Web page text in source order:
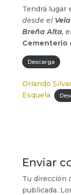
Tendrá lugar
desde el
Breña Alta,
Cementerio
Descarga
Orlando
Esquela
Enviar
Tu dirección
publicada.